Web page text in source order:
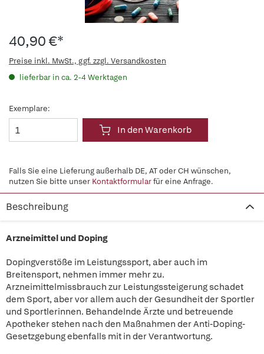
40,90 €*
Preise inkl. MwSt., ggf. zzgl. Versandkosten
lieferbar in ca. 2-4 Werktagen
Exemplare:
In den Warenkorb
Falls Sie eine Lieferung außerhalb DE, AT oder CH wünschen,
nutzen Sie bitte unser Kontaktformularfür eine Anfrage.
Beschreibung
Arzneimittel und Doping
Dopingverstöße im Leistungssport, aber auch im
Breitensport, nehmen immer mehr zu.
Arzneimittelmissbrauch zur Leistungssteigerung schadet
dem Sport, aber vor allem auch der Gesundheit der Sportler
und Sportlerinnen. Behandelnde Ärzte und betreuende
Apotheker stehen nach den Maßnahmen der Anti-Doping-
Gesetzgebung ebenfalls mit in der Verantwortung.